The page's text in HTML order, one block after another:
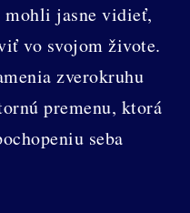
mohli jasne vidieť,
vo svojom živote.
zverokruhu
premenu, ktorá
seba